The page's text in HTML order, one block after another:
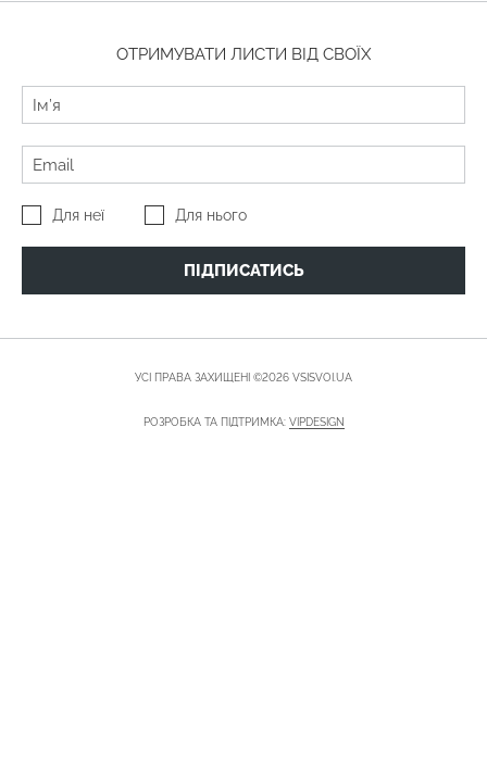
ОТРИМУВАТИ ЛИСТИ ВІД СВОЇХ
Для неї Для нього
ПІДПИСАТИСЬ
УСІ ПРАВА ЗАХИЩЕНІ ©2026 VSISVOI.UA
РОЗРОБКА ТА ПІДТРИМКА: VIPDESIGN